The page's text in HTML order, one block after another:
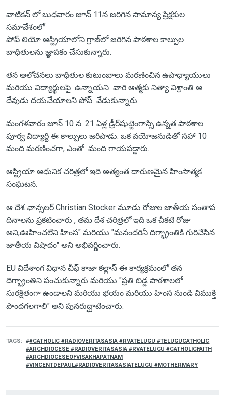
వాటికన్ లో బుధవారం జూన్ 11న జరిగిన సామాన్య ప్రేక్షకుల
సమావేశంలో
పోప్ లియో ఆస్ట్రియాలోని గ్రాజ్‌లో జరిగిన పాఠశాల కాల్పుల
బాధితులను జ్ఞాపకం చేసుకున్నారు.
తన ఆలోచనలు బాధితుల కుటుంబాలు మరణించిన ఉపాధ్యాయులు
మరియు విద్యార్థులపై ఉన్నాయని వారి ఆత్మకు నిత్యా విశ్రాంతి ఆ
దేవుడు దయచేయాలని పోప్ వేడుకున్నారు.
మంగళవారం జూన్ 10 న 21 ఏళ్ల డ్రీర్‌షుట్జెంగాస్సే ఉన్నత పాఠశాల
పూర్వ విద్యార్థి ఈ కాల్పులు జరిపాడు. ఒక వయోజనుడితో సహా 10
మంది మరణించగా, ఎంతో మంది గాయపడ్డారు.
ఆస్ట్రియా ఆధునిక చరిత్రలో ఇది అత్యంత దారుణమైన హింసాత్మక
సంఘటన.
ఆ దేశ ఛాన్సలర్ Christian Stocker మూడు రోజుల జాతీయ సంతాప
దినాలను ప్రకటించారు , తమ దేశ చరిత్రలో ఇది ఒక చీకటి రోజు
అని,ఊహించలేని హింస" మరియు "మనందరినీ దిగ్భ్రాంతికి గురిచేసిన
జాతీయ విషాదం" అని అభివర్ణించారు.
EU విదేశాంగ విధాన చీఫ్ కాజా కల్లాస్ ఈ కార్యక్రమంలో తన
దిగ్భ్రాంతిని పంచుకున్నారు మరియు "ప్రతి బిడ్డ పాఠశాలలో
సురక్షితంగా ఉండాలని మరియు భయం మరియు హింస నుండి విముక్తి
పొందగలగాలి" అని పునరుద్ఘాటించారు.
TAGS
#CATHOLIC #RADIOVERITASASIA #RVATELUGU #TELUGUCATHOLIC
#ARCHDIOCESE #RADIOVERITASASIA #RVATELUGU #CATHOLICFAITH
#ARCHDIOCESEOFVISAKHAPATNAM
#VINCENTDEPAUL#RADIOVERITASASIATELUGU #MOTHERMARY